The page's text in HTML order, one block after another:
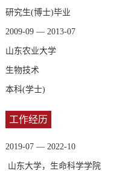
研究生(博士)毕业
2009-09 — 2013-07
山东农业大学
生物技术
本科(学士)
工作经历
2019-07 — 2022-10
山东大学，生命科学学院